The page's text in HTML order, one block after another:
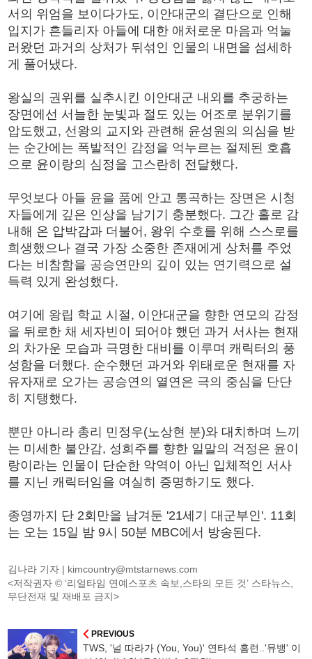
서의 위엄을 보이다가도, 이안대군의 결단으로 인해
입지가 흔들리자 아들에 대한 애처로운 마음과 억눌
러왔던 과거의 상처가 뒤섞인 인물의 내면을 섬세하
게 풀어냈다.
왕실의 권위를 실추시킨 이안대군 내외를 추궁하는
장면에선 서늘한 눈빛과 절도 있는 어조로 분위기를
압도했고, 선왕의 교지와 관련해 윤성원의 의심을 받
는 순간에는 폭발적인 감정을 억누르는 절제된 호흡
으로 윤이랑의 심정을 고스란히 전달했다.
무엇보다 아들 윤을 품에 안고 통곡하는 장면은 시청
자들에게 깊은 인상을 남기기 충분했다. 그간 홀로 감
내해 온 압박감과 더불어, 왕위 수호를 위해 스스로를
희생했으나 결국 가장 소중한 존재에게 상처를 주었
다는 비참함을 공승연만의 깊이 있는 연기력으로 설
득력 있게 완성했다.
여기에 왕립 학교 시절, 이안대군을 향한 연모의 감정
을 뒤로한 채 세자빈이 되어야 했던 과거 서사는 현재
의 차가운 모습과 극명한 대비를 이루며 캐릭터의 풍
성함을 더했다. 순수했던 과거와 위태로운 현재를 자
유자재로 오가는 공승연의 열연은 극의 중심을 단단
히 지탱했다.
뿐만 아니라 총리 민정우(노상현 분)와 대치하며 느끼
는 미세한 불안감, 성희주를 향한 일말의 걱정은 윤이
랑이라는 인물이 단순한 악역이 아닌 입체적인 서사
를 지닌 캐릭터임을 여실히 증명하기도 했다.
종영까지 단 2회만을 남겨둔 '21세기 대군부인'. 11회
는 오는 15일 밤 9시 50분 MBC에서 방송된다.
김나라 기자 | kimcountry@mtstarnews.com
<저작권자 © ‘리얼타임 연예스포츠 속보,스타의 모든 것’ 스타뉴스,
무단전재 및 재배포 금지>
PREVIOUS
TWS, '널 따라가 (You, You)' 연타석 홈런..'뮤뱅' 이